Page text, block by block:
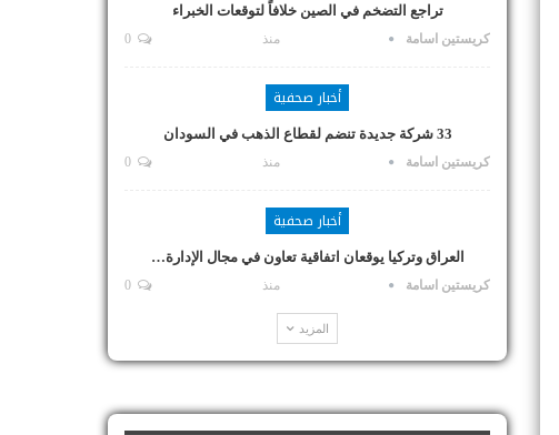
تراجع التضخم في الصين خلافاً لتوقعات الخبراء
كريستين اسامة منذ
أخبار صحفية
33 شركة جديدة تنضم لقطاع الذهب في السودان
كريستين اسامة منذ
أخبار صحفية
العراق وتركيا يوقعان اتفاقية تعاون في مجال الإدارة…
كريستين اسامة منذ
المزيد